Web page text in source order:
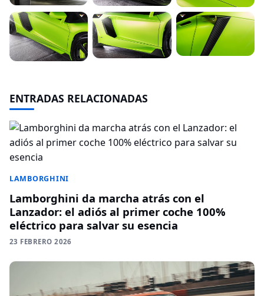
ENTRADAS RELACIONADAS
LAMBORGHINI
Lamborghini da marcha atrás con el
Lanzador: el adiós al primer coche 100%
eléctrico para salvar su esencia
23 FEBRERO 2026